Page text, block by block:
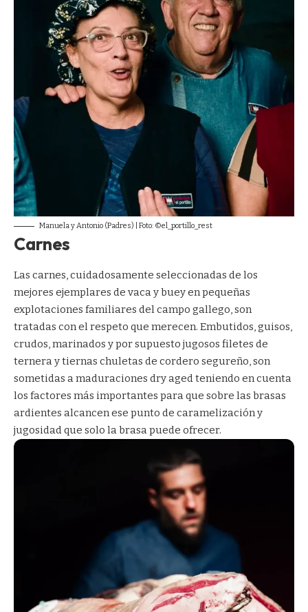
Manuela y Antonio (Padres) | Foto: ©el_portillo_rest
Carnes
Las carnes, cuidadosamente seleccionadas de los
mejores ejemplares de vaca y buey en pequeñas
explotaciones familiares del campo gallego, son
tratadas con el respeto que merecen. Embutidos, guisos,
crudos, marinados y por supuesto jugosos filetes de
ternera y tiernas chuletas de cordero segureño, son
sometidas a maduraciones dry aged teniendo en cuenta
los factores más importantes para que sobre las brasas
ardientes alcancen ese punto de caramelización y
jugosidad que solo la brasa puede ofrecer.